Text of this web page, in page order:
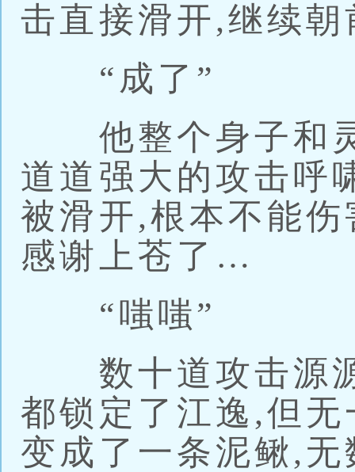
击直接滑开,继续
“成了”
他整个身子和灵
道道强大的攻击呼
被滑开,根本不能
感谢上苍了…
“嗤嗤”
数十道攻击源源
都锁定了江逸,但
变成了一条泥鳅,